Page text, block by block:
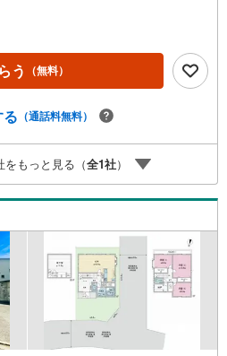
ご相談くださいませ。ご希望があれ
希望に合わせた物件などもご案内を
い探しが初めての方へのフォロー体制
何から始めて良いかわからない？』と
気軽にお越しください！▽現時点の未
安心」を守り続けます。皆様のご来
う （無料）
（通話料無料）
もっと見る（全1社）